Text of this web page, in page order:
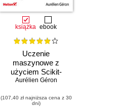
książka ebook
Uczenie
maszynowe z
użyciem Scikit-
Learn, Keras i
Wydanie III
Aurélien Géron
(107,40 zł najniższa cena z 30
dni)